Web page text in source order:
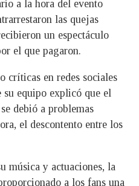
a la hora del evento
las quejas
un espectáculo
el que pagaron.
críticas en redes sociales
su equipo explicó que el
debió a problemas
el descontento entre los
música y actuaciones, la
a los fans una